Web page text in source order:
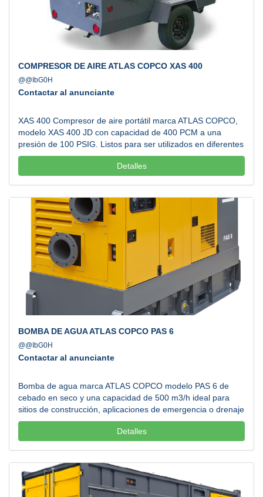
COMPRESOR DE AIRE ATLAS COPCO XAS 400
@@IbG0H
Contactar al anunciante
XAS 400 Compresor de aire portátil marca ATLAS COPCO,
modelo XAS 400 JD con capacidad de 400 PCM a una
presión de 100 PSIG. Listos para ser utilizados en diferentes
aplicaciones al tiempo que le ayudarán a reducir costos de
combustible y mantenimiento. Atendemos todos los estados
Detalles
BOMBA DE AGUA ATLAS COPCO PAS 6
@@IbG0H
Contactar al anunciante
Bomba de agua marca ATLAS COPCO modelo PAS 6 de
cebado en seco y una capacidad de 500 m3/h ideal para
sitios de construcción, aplicaciones de emergencia o drenaje
en general. Nuestras bombas de agua son ideales tanto
para la construcción, desagüe en general y aplicaciones de
agua desde el momento en que enciendes el equipo.
Atendemos todos los estados de la República Mexicana.
Llamanos....
Detalles